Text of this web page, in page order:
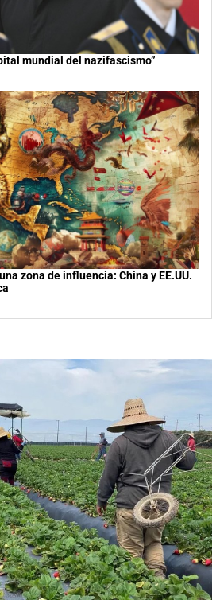
mundial del nazifascismo”
zona de influencia: China y EE.UU.